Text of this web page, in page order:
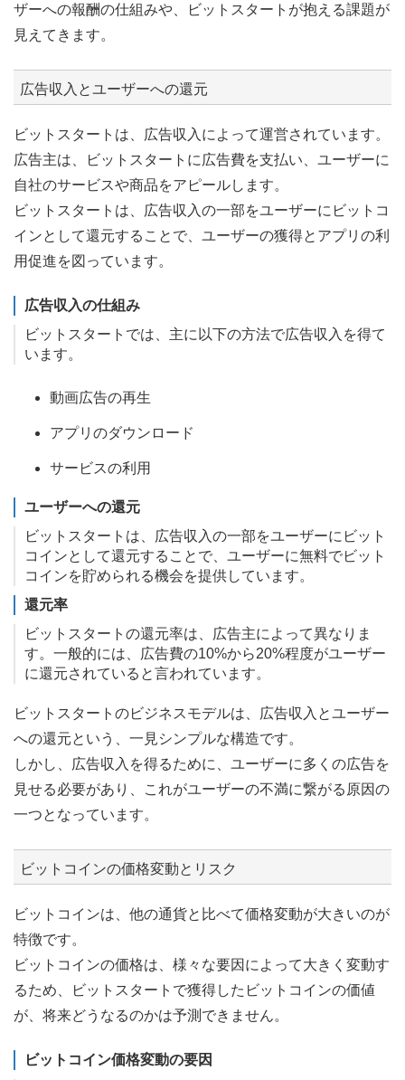
ザーへの報酬の仕組みや、ビットスタートが抱える課題が
見えてきます。
広告収入とユーザーへの還元
ビットスタートは、広告収入によって運営されています。
広告主は、ビットスタートに広告費を支払い、ユーザーに
自社のサービスや商品をアピールします。
ビットスタートは、広告収入の一部をユーザーにビットコ
インとして還元することで、ユーザーの獲得とアプリの利
用促進を図っています。
広告収入の仕組み
ビットスタートでは、主に以下の方法で広告収入を得て
います。
動画広告の再生
アプリのダウンロード
サービスの利用
ユーザーへの還元
ビットスタートは、広告収入の一部をユーザーにビット
コインとして還元することで、ユーザーに無料でビット
コインを貯められる機会を提供しています。
還元率
ビットスタートの還元率は、広告主によって異なりま
す。一般的には、広告費の10%から20%程度がユーザー
に還元されていると言われています。
ビットスタートのビジネスモデルは、広告収入とユーザー
への還元という、一見シンプルな構造です。
しかし、広告収入を得るために、ユーザーに多くの広告を
見せる必要があり、これがユーザーの不満に繋がる原因の
一つとなっています。
ビットコインの価格変動とリスク
ビットコインは、他の通貨と比べて価格変動が大きいのが
特徴です。
ビットコインの価格は、様々な要因によって大きく変動す
るため、ビットスタートで獲得したビットコインの価値
が、将来どうなるのかは予測できません。
ビットコイン価格変動の要因